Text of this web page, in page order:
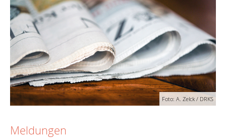
Foto: A. Zelck / DRKS
Meldungen